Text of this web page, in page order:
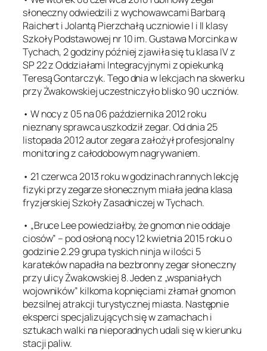
słoneczny odwiedzili z wychowawcami Barbarą
Raichert i Jolantą Pierzchałą uczniowie I i II klasy
Szkoły Podstawowej nr 10 im. Gustawa Morcinka w
Tychach, 2 godziny później zjawiła się tu klasa IV z
SP 22 z Oddziałami Integracyjnymi z opiekunką
Teresą Gontarczyk. Tego dnia w lekcjach na skwerku
przy Żwakowskiej uczestniczyło blisko 90 uczniów.
• W nocy z 05 na 06 października 2012 roku
nieznany sprawca uszkodził zegar. Od dnia 25
listopada 2012 autor zegara założył profesjonalny
monitoring z całodobowym nagrywaniem.
• 21 czerwca 2013 roku w godzinach rannych lekcję
fizyki przy zegarze słonecznym miała jedna klasa
fryzjerskiej Szkoły Zasadniczej w Tychach.
• „Bruce Lee powiedziałby, że gnomon nie oddaje
ciosów” – pod osłoną nocy 12 kwietnia 2015 roku o
godzinie 2.29 grupa tyskich ninja w ilości 5
karateków napadła na bezbronny zegar słoneczny
przy ulicy Żwakowskiej 8. Jeden z „wspaniałych
wojowników” kilkoma kopnięciami złamał gnomon
bezsilnej atrakcji turystycznej miasta. Następnie
eksperci specjalizujących się w zamachach i
sztukach walki na nieporadnych udali się w kierunku
stacji paliw.